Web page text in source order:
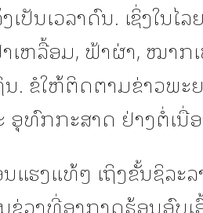
ປັນເວລາດົນ. ເຊິ່ງໃນໄ
ເຫລື້ອມ, ຟ້າຜ່າ, ໝາ
. ຂໍໃຫ້ຕິດຕາມຂ່າວພະ
ທົກກະສາດ ຢ່າງຕໍ່ເນື່
ແຮງແທ້ໆ ເຖິງຂັ້ນຊິລະ
ຊ່ວງທີ່ອາກາດຮ້ອນອົບ